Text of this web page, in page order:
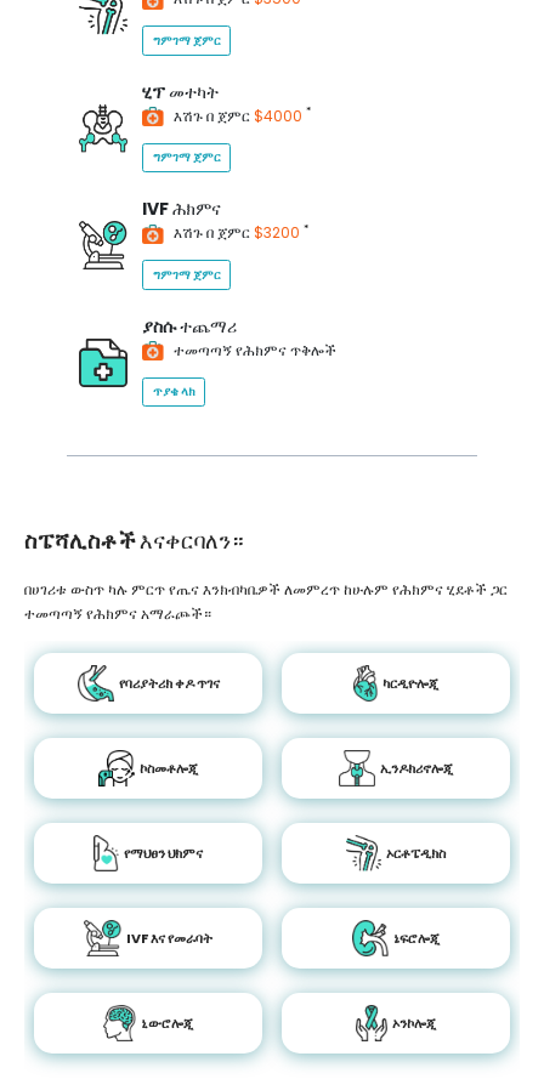
ግምገማ ጀምር
ሂፕመተካት
እሽጉ በ ጀምር$4000 *
ግምገማ ጀምር
IVFሕክምና
እሽጉ በ ጀምር$3200 *
ግምገማ ጀምር
ያስሱተጨማሪ
ተመጣጣኝ የሕክምና ጥቅሎች
ጥያቄ ላክ
ስፔሻሊስቶችእናቀርባለን።
በሀገሪቱ ውስጥ ካሉ ምርጥ የጤና እንክብካቤዎች ለመምረጥ ከሁሉም የሕክምና ሂደቶች ጋር
ተመጣጣኝ የሕክምና አማራጮች።
የባሪያትሪክ ቀዶ ጥገና ካርዲዮሎጂ
ኮስመቶሎጂ ኢንዶክሪኖሎጂ
የማህፀን ህክምና ኦርቶፔዲክስ
IVF እና የመራባት ኔፍሮሎጂ
ኒውሮሎጂ ኦንኮሎጂ